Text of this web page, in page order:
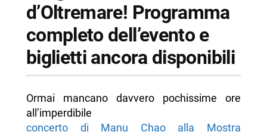
d’Oltremare! Programma
completo dell’evento e
biglietti ancora disponibili
Ormai mancano davvero pochissime ore
all’imperdibile
concerto di Manu Chao alla Mostra